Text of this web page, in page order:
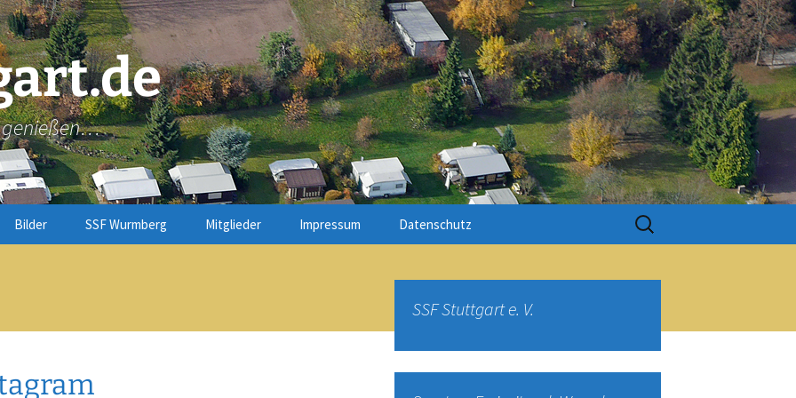
genießen…
Bilder SSF Wurmberg Mitglieder Impressum Datenschutz
Suchen
nach:
SSF Stuttgart e. V.